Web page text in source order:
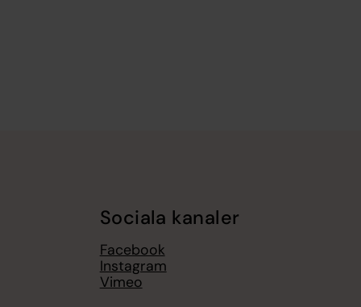
Sociala kanaler
Facebook
Instagram
Vimeo